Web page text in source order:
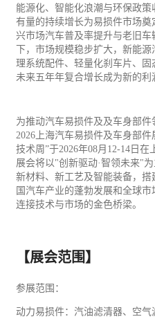
能源化、智能化浪潮与环保政策
有量的持续增长为易损件市场
兴市场汽车普及率提升与老旧
下，市场规模稳步扩大，新能
理系统配件、轻量化刹车片、
未来五年年复合增长成为新的利
为推动汽车易损件及及车身部件
2026上海汽车易损件及车身部
技术周”于2026年08月12-14日
展会将以"创新驱动·智领未来"
新材料、新工艺 及智能装备，
国汽车产业的蓬勃发展和全球
连接技术与市场的金色桥梁。
【展会范围】
参展范围：
动力易损件：汽油滤清器、空气